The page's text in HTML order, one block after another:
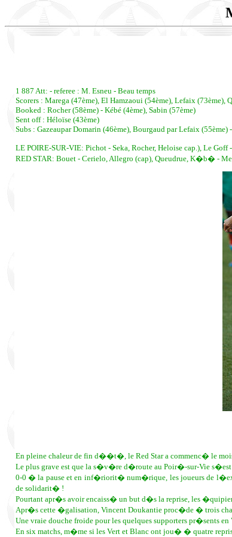
1 887 Att: - referee : M. Esneu - Beau temps
Scorers : Marega (47ème), El Hamzaoui (54ème), Lefaix (73ème),
Booked : Rocher (58ème) - Kébé (4ème), Sabin (57ème)
Sent off : Héloïse (43ème)
Subs : Gazeaupar Domarin (46ème), Bourgaud par Lefaix
LE POIRE-SUR-VIE: Pichot - Seka, Rocher, Heloise cap.), Le
RED STAR: Bouet - Cerielo, Allegro (cap), Queudrue, K�b� -
En pleine chaleur de fin d��t�, le Red Star a commenc� le
Le plus grave est que la s�v�re d�route au Poir�-sur-Vie
0-0 � la pause et en inf�riorit� num�rique, les joueurs de
de solidarit� !
Pourtant apr�s avoir encaiss� un but d�s la reprise, les
Apr�s cette �galisation, Vincent Doukantie proc�de � trois
Une vraie douche froide pour les quelques supporters pr�sents en
En six matchs, m�me si les Vert et Blanc ont jou� � quatre